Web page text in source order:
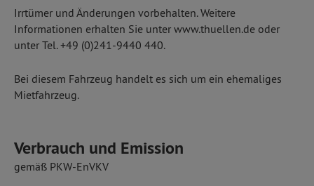
Irrtümer und Änderungen vorbehalten. Weitere
Informationen erhalten Sie unter www.thuellen.de oder
unter Tel. +49 (0)241-9440 440.
Bei diesem Fahrzeug handelt es sich um ein ehemaliges
Mietfahrzeug.
Verbrauch und Emission
gemäß PKW-EnVKV